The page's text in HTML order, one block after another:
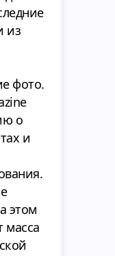
из
фото.
о
и
этом
масса